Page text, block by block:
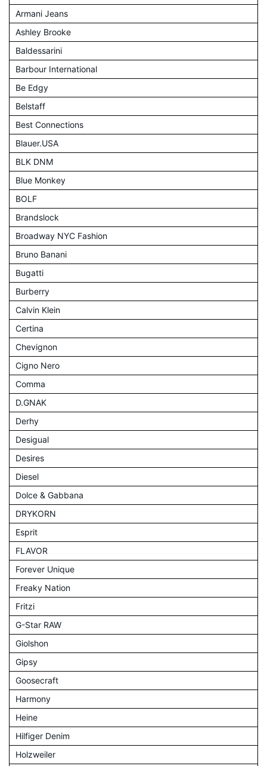
Armani Jeans
Ashley Brooke
Baldessarini
Barbour International
Be Edgy
Belstaff
Best Connections
Blauer.USA
BLK DNM
Blue Monkey
BOLF
Brandslock
Broadway NYC Fashion
Bruno Banani
Bugatti
Burberry
Calvin Klein
Certina
Chevignon
Cigno Nero
Comma
D.GNAK
Derhy
Desigual
Desires
Diesel
Dolce & Gabbana
DRYKORN
Esprit
FLAVOR
Forever Unique
Freaky Nation
Fritzi
G-Star RAW
Giolshon
Gipsy
Goosecraft
Harmony
Heine
Hilfiger Denim
Holzweiler